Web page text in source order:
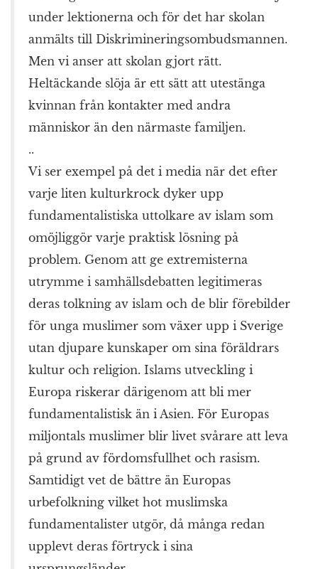
under lektionerna och för det har skolan
anmälts till Diskrimineringsombudsmannen.
Men vi anser att skolan gjort rätt.
Heltäckande slöja är ett sätt att utestänga
kvinnan från kontakter med andra
människor än den närmaste familjen.
..
Vi ser exempel på det i media när det efter
varje liten kulturkrock dyker upp
fundamentalistiska uttolkare av islam som
omöjliggör varje praktisk lösning på
problem. Genom att ge extremisterna
utrymme i samhällsdebatten legitimeras
deras tolkning av islam och de blir förebilder
för unga muslimer som växer upp i Sverige
utan djupare kunskaper om sina föräldrars
kultur och religion. Islams utveckling i
Europa riskerar därigenom att bli mer
fundamentalistisk än i Asien. För Europas
miljontals muslimer blir livet svårare att leva
på grund av fördomsfullhet och rasism.
Samtidigt vet de bättre än Europas
urbefolkning vilket hot muslimska
fundamentalister utgör, då många redan
upplevt deras förtryck i sina